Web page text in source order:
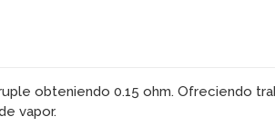
obteniendo 0.15 ohm. Ofreciendo
vapor.